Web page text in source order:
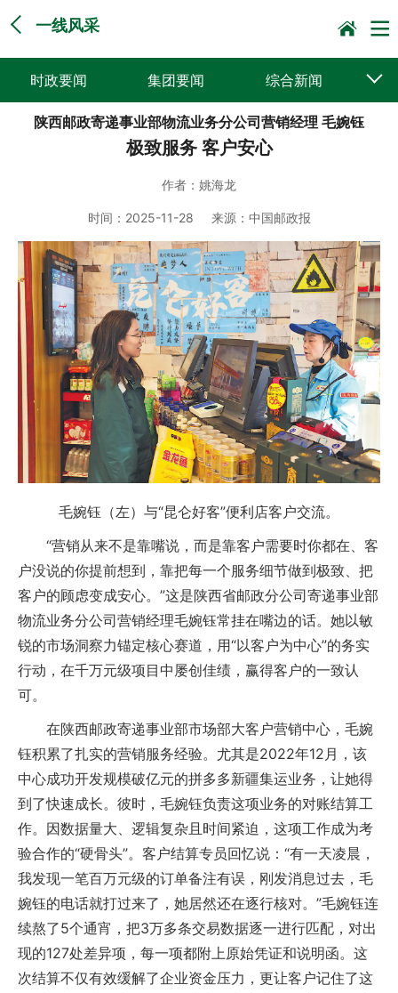
一线风采
时政要闻 集团要闻 综合新闻
媒体聚焦 党建动态 普遍服务
陕西邮政寄递事业部物流业务分公司营销经理 毛婉钰
极致服务 客户安心
作者： 姚海龙
时间： 2025-11-28 来源： 中国邮政报
毛婉钰（左）与“昆仑好客”便利店客户交流。
“营销从来不是靠嘴说，而是靠客户需要时你都在、客
户没说的你提前想到，靠把每一个服务细节做到极致、把
客户的顾虑变成安心。”这是陕西省邮政分公司寄递事业部
物流业务分公司营销经理毛婉钰常挂在嘴边的话。她以敏
锐的市场洞察力锚定核心赛道，用“以客户为中心”的务实
行动，在千万元级项目中屡创佳绩，赢得客户的一致认
可。
在陕西邮政寄递事业部市场部大客户营销中心，毛婉
钰积累了扎实的营销服务经验。尤其是2022年12月，该
中心成功开发规模破亿元的拼多多新疆集运业务，让她得
到了快速成长。彼时，毛婉钰负责这项业务的对账结算工
作。因数据量大、逻辑复杂且时间紧迫，这项工作成为考
验合作的“硬骨头”。客户结算专员回忆说：“有一天凌晨，
我发现一笔百万元级的订单备注有误，刚发消息过去，毛
婉钰的电话就打过来了，她居然还在逐行核对。”毛婉钰连
续熬了5个通宵，把3万多条交易数据逐一进行匹配，对出
现的127处差异项，每一项都附上原始凭证和说明函。这
次结算不仅有效缓解了企业资金压力，更让客户记住了这